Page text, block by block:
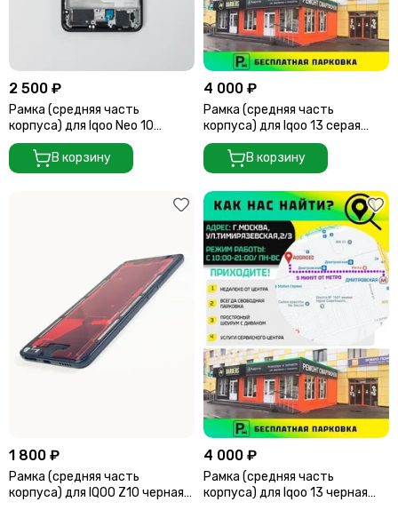
2 500 ₽
Рамка (средняя часть
корпуса) для Iqoo Neo 10
Китайская версия черная
(Black) В корзину
4 000 ₽
Рамка (средняя часть
корпуса) для Iqoo 13 серая
(Gray)
В корзину
1 800 ₽
Рамка (средняя часть
корпуса) для IQOO Z10 черная
4 000 ₽
Рамка (средняя часть
корпуса) для Iqoo 13 черная